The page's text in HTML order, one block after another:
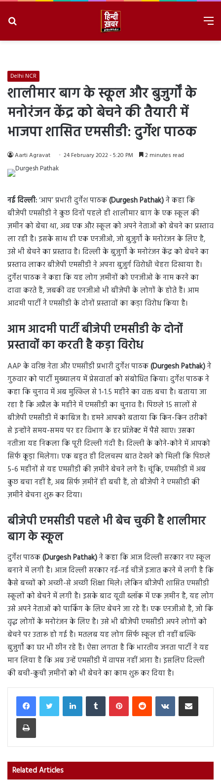
Delhi NCR
शालीमार बाग के स्कूल और बुजुर्गों के
मनोरंजन केंद्र को बेचने की तैयारी में
भाजपा शासित एमसीडी: दुर्गेश पाठक
Aarti Agravat 24 February 2022 - 5:20 PM 2 minutes read
नई दिल्ली:‘आप’ प्रभारी दुर्गेश पाठक(Durgesh Pathak)ने कहा कि
बीजेपी एमसीडी ने कुछ दिनों पहले ही शालीमार बाग के एक स्कूल की
ज़मीन को बेचा था, अब एक और स्कूल को अपने नेताओं को बेचने का प्रस्ताव
ला रही है। इसके साथ ही एक एनजीओ, जो बुजुर्गों के मनोरंजन के लिए है,
उसे भी बेचने का प्रस्ताव है। दिल्ली के बुजुर्गों के मनोरंजन केंद्र को बेचने का
प्रस्ताव लाकर बीजेपी एमसीडी ने अपना बुजुर्ग विरोधी चेहरा दिखाया है।
दुर्गेश पाठक ने कहा कि यह लोग ज़मीनों को एनजीओ के नाम करने का
दावा करते हैं, जबकी वह एनजीओ भी बीजेपी के लोगों के होते हैं। आम
आदमी पार्टी ने एमसीडी के दोनों प्रस्तावों का कड़ा विरोध किया है।
आम आदमी पार्टी बीजेपी एमसीडी के दोनों
प्रस्तावों का करती है कड़ा विरोध
AAP के वरिष्ठ नेता और एमसीडी प्रभारी दुर्गेश पाठक(Durgesh Pathak)ने
गुरुवार को पार्टी मुख्यालय में प्रेसवार्ता को संबोधित किया। दुर्गेश पाठक ने
कहा कि चुनाव में अब मुश्किल से 1-1.5 महीने का वक्त बचा है। बताया जा
रहा है कि अप्रैल के महीने में एमसीडी का चुनाव है। पिछले 15 सालों से
बीजेपी एमसीडी में काबिज है। हमने आपको बताया कि किन-किन तरीकों
से इन्होंने समय-समय पर हर विभाग के हर प्रॉजेक्ट में पैसे खाए। उसका
नतीजा यह निकला कि पूरी दिल्ली गंदी है। दिल्ली के कोने-कोने में आपको
सिर्फ कूड़ा मिलेगा। एक बहुत ही दिलचस्प बात देखने को मिली कि पिछले
5-6 महीनों से यह एमसीडी की ज़मीने बेचने लगे हैं। चूंकि, एमसीडी में अब
कुछ बचा नहीं है, अब सिर्फ ज़मीनें ही बची हैं, तो बीजेपी ने एमसीडी की
ज़मीने बेचना शुरू कर दिया।
बीजेपी एमसीडी पहले भी बेच चुकी है शालीमार
बाग के स्कूल
दुर्गेश पाठक(Durgesh Pathak)ने कहा कि आज दिल्ली सरकार नए स्कूल
बनाने में लगी है। आज दिल्ली सरकार नई-नई चीजें इजात करने में लगी है कि
कैसे बच्चों को अच्छी-से अच्छी शिक्षा मिले। लेकिन बीजेपी शासित एमसीडी
स्कूलों को बेचने में लगी है। इसके बाद यूवी ब्लॉक में एक ज़मीन है, यह लोग
उसे अपने नेताओं को पार्किंग के लिए बेचने जा रहे हैं। एक एनजीओ है, जो कि
वृद्ध लोगों के मनोरंजन के लिए है। उसे भी बीजेपी एमसीडी अपने लोगों को
बेचने पर उतारू हो गई है। मतलब यह लोग सिर्फ स्कूल ही नहीं बल्कि
बुजुर्गों का घर भी छीन रहे हैं। ऐसा लगता है कि भारतीय जनता पार्टी ने यह
मान लिया है कि अब उन्हें एमसीडी में वापस नहीं आना है। इसलिए दिल्ली
की बची-कुची ज़मीनों को भी बेचने का काम शुरू कर दिया है।
LinkedInTumblr PinterestReddit VKontakteShare via Email
Print
Related Articles